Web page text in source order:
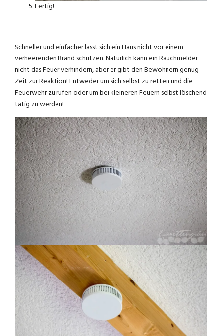
Fertig!
Schneller und einfacher lässt sich ein Haus nicht vor einem
verheerenden Brand schützen. Natürlich kann ein Rauchmelder
nicht das Feuer verhindern, aber er gibt den Bewohnern genug
Zeit zur Reaktion! Entweder um sich selbst zu retten und die
Feuerwehr zu rufen oder um bei kleineren Feuern selbst löschend
tätig zu werden!